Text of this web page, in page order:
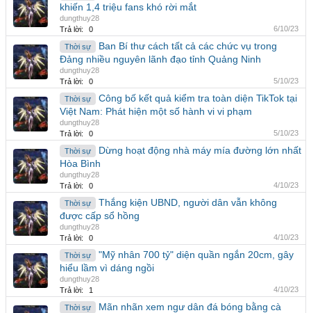
khiến 1,4 triệu fans khó rời mắt
dungthuy28
Trả lời:
0 6/10/23
Thời sự
Ban Bí thư cách tất cả các chức vụ trong
Đảng nhiều nguyên lãnh đạo tỉnh Quảng Ninh
dungthuy28
Trả lời:
0 5/10/23
Thời sự
Công bố kết quả kiểm tra toàn diện TikTok tại
Việt Nam: Phát hiện một số hành vi vi phạm
dungthuy28
Trả lời:
0 5/10/23
Thời sự
Dừng hoạt động nhà máy mía đường lớn nhất
Hòa Bình
dungthuy28
Trả lời:
0 4/10/23
Thời sự
Thắng kiện UBND, người dân vẫn không
được cấp sổ hồng
dungthuy28
Trả lời:
0 4/10/23
Thời sự
"Mỹ nhân 700 tỷ" diện quần ngắn 20cm, gây
hiểu lầm vì dáng ngồi
dungthuy28
Trả lời:
1 4/10/23
Thời sự
Mãn nhãn xem ngư dân đá bóng bằng cà